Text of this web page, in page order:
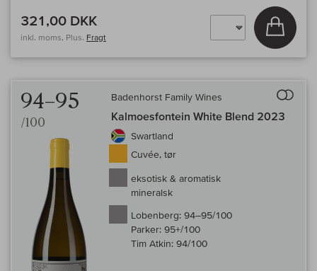
321,00 DKK
inkl. moms, Plus. Fragt
Læg i
94–95
/100
Badenhorst Family Wines
Kalmoesfontein White Blend 2023
Swartland
Cuvée, tør
eksotisk & aromatisk
mineralsk
Lobenberg: 94–95/100
Parker: 95+/100
Tim Atkin: 94/100